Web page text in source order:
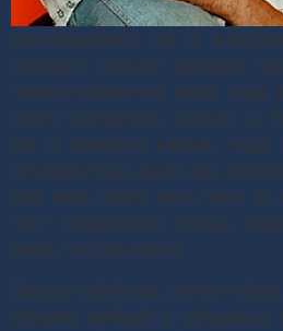
fölcsipegettem, és a
elvoltam. Amikor igazából
nekem nehezemre esett, vagy
olyan szorgalmas. Amikor a
azt a feladatot kaptuk,
tanuljunk meg, akkor úgy
oda való. Azért nem, mert ez
nem megoldható. Pedig,
adtak hozzá kulcsot.
Sokszor előfordul, amikor
idősebb kollégát a színpadon,